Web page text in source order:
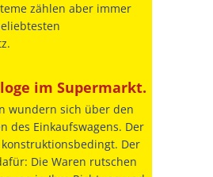
zählen aber immer
im Supermarkt.
wundern sich über den
des Einkaufswagens. Der
Der
Die Waren rutschen